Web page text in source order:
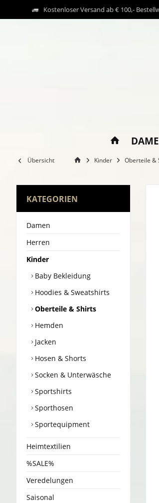
Kostenloser Versand ab € 100,-
Übersicht Kinder Oberteile &
KATEGORIEN
Damen
Herren
Kinder
Baby Bekleidung
Hoodies & Sweatshirts
Oberteile & Shirts
Hemden
Jacken
Hosen & Shorts
Socken & Unterwäsche
Sportshirts
Sporthosen
Sportequipment
Heimtextilien
%SALE%
Veredelungen
Saisonal